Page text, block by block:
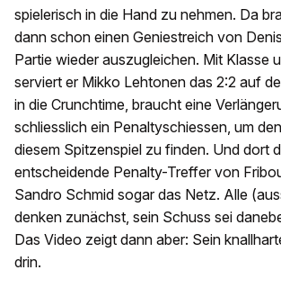
spielerisch in die Hand zu nehmen. Da
dann schon einen Geniestreich von
Partie wieder auszugleichen. Mit Klasse
serviert er Mikko Lehtonen das 2:2 auf
in die Crunchtime, braucht eine
schliesslich ein Penaltyschiessen, um
diesem Spitzenspiel zu finden. Und dort
entscheidende Penalty-Treffer von
Sandro Schmid sogar das Netz. Alle
denken zunächst, sein Schuss sei
Das Video zeigt dann aber: Sein
drin.